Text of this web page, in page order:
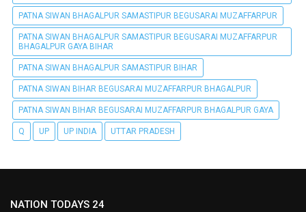
PATNA SIWAN BHAGALPUR SAMASTIPUR BEGUSARAI MUZAFFARPUR
PATNA SIWAN BHAGALPUR SAMASTIPUR BEGUSARAI MUZAFFARPUR
BHAGALPUR GAYA BIHAR
PATNA SIWAN BHAGALPUR SAMASTIPUR BIHAR
PATNA SIWAN BIHAR BEGUSARAI MUZAFFARPUR BHAGALPUR
PATNA SIWAN BIHAR BEGUSARAI MUZAFFARPUR BHAGALPUR GAYA
Q UP UP INDIA UTTAR PRADESH
NATION TODAYS 24